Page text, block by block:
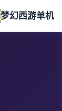
梦幻西游单机